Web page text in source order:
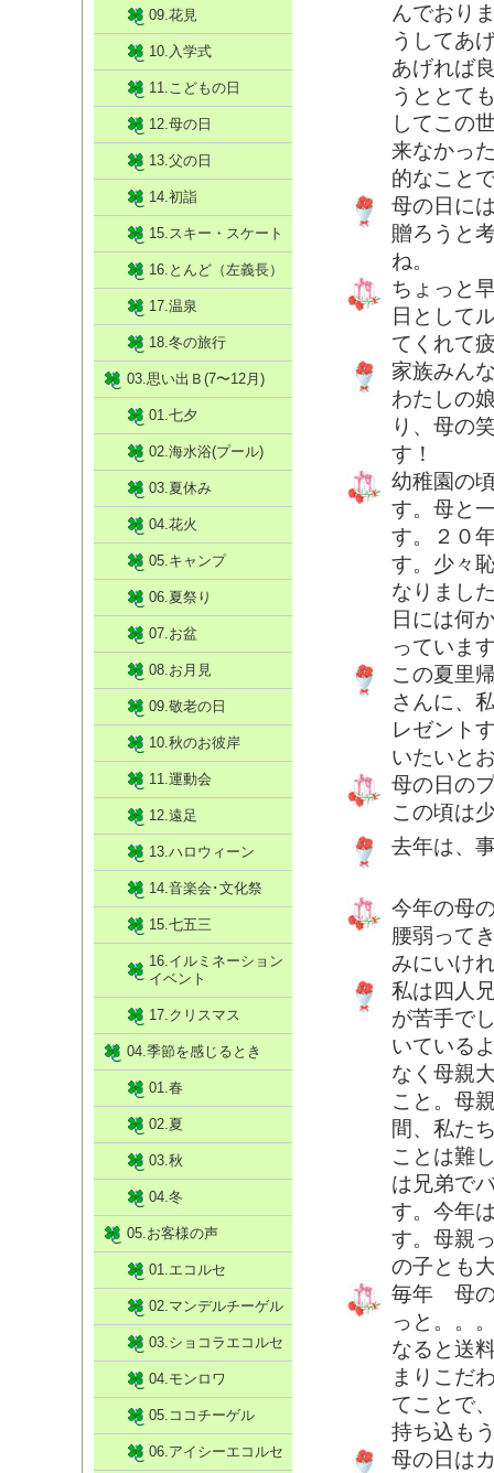
んでおり
うしてあ
あげれば
うととて
してこの
来なかっ
的なこと
母の日に
贈ろうと
ね。
ちょっと
日として
てくれて
家族みん
わたしの
り、母の
す！
幼稚園の
す。母と
す。２０
す。少々
なりまし
日には何
っていま
この夏里
さんに、
レゼント
いたいと
母の日の
この頃は
去年は、
今年の母
腰弱って
みにいけ
私は四人
が苦手で
いている
なく母親
こと。母
間、私た
ことは難
は兄弟で
す。今年
す。母親
の子とも
毎年 母の
っと。。
なると送
まりこだ
てことで
持ち込も
母の日は
09.花見
10.入学式
11.こどもの日
12.母の日
13.父の日
14.初詣
15.スキー・スケート
16.とんど（左義長）
17.温泉
18.冬の旅行
03.思い出Ｂ(7〜12月)
01.七夕
02.海水浴(プール)
03.夏休み
04.花火
05.キャンプ
06.夏祭り
07.お盆
08.お月見
09.敬老の日
10.秋のお彼岸
11.運動会
12.遠足
13.ハロウィーン
14.音楽会･文化祭
15.七五三
16.イルミネーション
イベント
17.クリスマス
04.季節を感じるとき
01.春
02.夏
03.秋
04.冬
05.お客様の声
01.エコルセ
02.マンデルチーゲル
03.ショコラエコルセ
04.モンロワ
05.ココチーゲル
06.アイシーエコルセ